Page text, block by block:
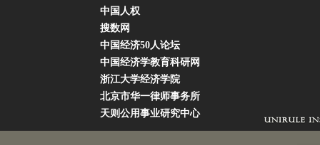
中国人权
搜数网
中国经济50人论坛
中国经济学教育科研网
浙江大学经济学院
北京市华一律师事务所
天则公用事业研究中心